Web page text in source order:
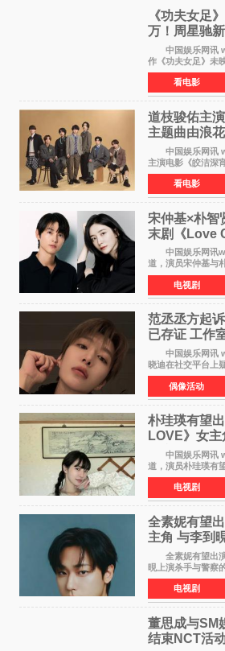
《功夫女足
万！周星驰
中国娱乐网讯
作《功夫女足》未
票房已突破4000万
电影之一。这部融
电影，将于7月
看电影
道枝骏佑主
主题曲由浪
《Moonlit》
中国娱乐网讯
主演电影《皎洁深
花男子演唱的新曲
新预告片也已制
琥珀（道枝骏佑
看电影
宋仲基×朴智
末剧《Love
诅咒交织的
中国娱乐网讯
道，演员宋仲基与
《Love Cloud》，
将于明年播出，
Cloud》讲述了一
电视剧
范丞丞方起
已存证 工作
中国娱乐网讯 www
晓迪在社交平台上
录等内容，引发网
论，相关话题迅
对接号@到范
偶像活动
朴珪瑛有望
LOVE》女
司竟是虚拟
中国娱乐网讯
道，演员朴珪瑛有
LOVE》女主角，
朴珪瑛在剧中饰演
在忍受艰辛职场生
电视剧
全素妮有望
主角 与李到
另类罗曼史
全素妮有望出演
晛上演杀手与警
讯 www yule com cn 据韩媒报道，演员
有望出演新剧《破
作，引发关
电视剧
董思成与SM
结束NCT活